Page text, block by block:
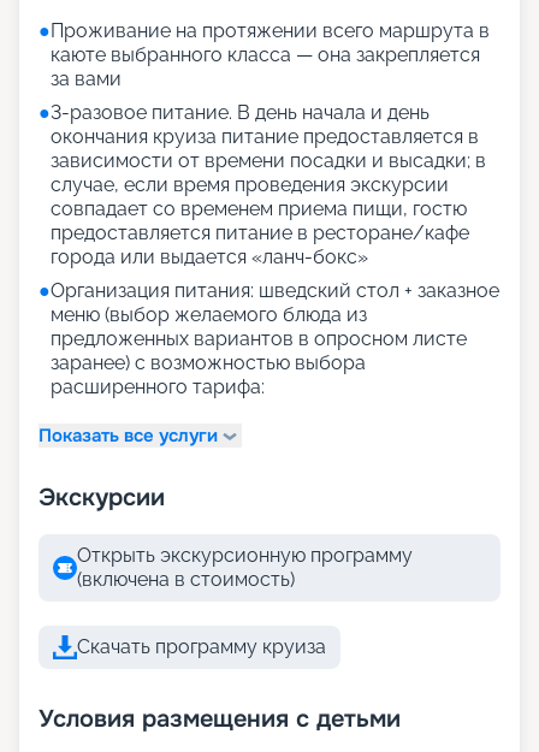
●Проживание на протяжении всего маршрута в
каюте выбранного класса — она закрепляется
за вами
●3-разовое питание. В день начала и день
окончания круиза питание предоставляется в
зависимости от времени посадки и высадки; в
случае, если время проведения экскурсии
совпадает со временем приема пищи, гостю
предоставляется питание в ресторане/кафе
города или выдается «ланч-бокс»
●Организация питания: шведский стол + заказное
меню (выбор желаемого блюда из
предложенных вариантов в опросном листе
заранее) с возможностью выбора
расширенного тарифа:
Показать все услуги
Экскурсии
Открыть экскурсионную программу
(включена в стоимость)
Скачать программу круиза
Условия размещения с детьми